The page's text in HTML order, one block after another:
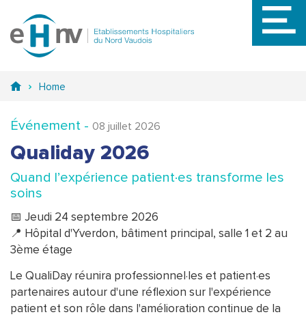
au
Home
Événement - 08 juillet 2026
Qualiday 2026
Quand l’expérience patient·es transforme les
soins
📅 Jeudi 24 septembre 2026
📍 Hôpital d'Yverdon, bâtiment principal, salle 1 et 2 au
3ème étage
Le QualiDay réunira professionnel·les et patient·es
partenaires autour d'une réflexion sur l'expérience
patient et son rôle dans l'amélioration continue de la